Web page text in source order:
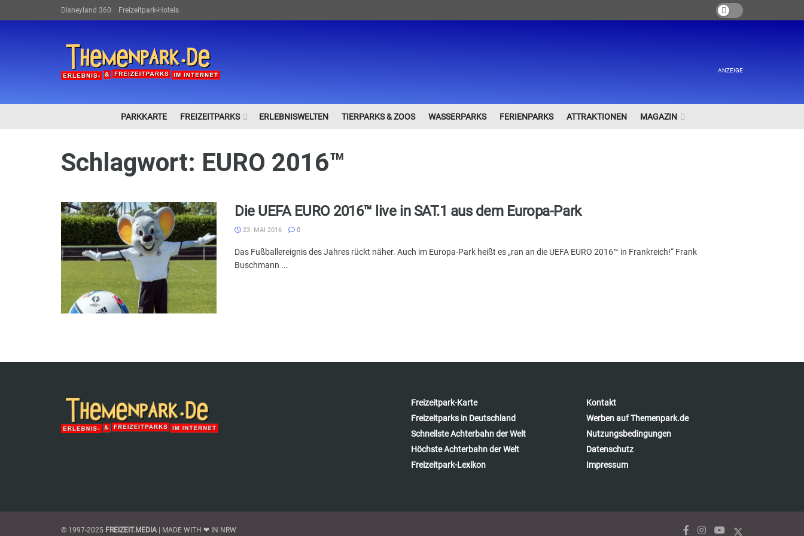
Disneyland 360 Freizeitpark-Hotels
ANZEIGE
PARKKARTE FREIZEITPARKS ERLEBNISWELTEN TIERPARKS & ZOOS WASSERPARKS FERIENPARKS ATTRAKTIONEN MAGAZIN
Schlagwort: EURO 2016™
Die UEFA EURO 2016™ live in SAT.1 aus dem Europa-Park
23. MAI 2016 0
Das Fußballereignis des Jahres rückt näher. Auch im Europa-Park heißt es „ran an die UEFA EURO 2016™ in Frankreich!“ Frank
Buschmann ...
Freizeitpark-Karte
Freizeitparks in Deutschland
Schnellste Achterbahn der Welt
Höchste Achterbahn der Welt
Freizeitpark-Lexikon
Kontakt
Werben auf Themenpark.de
Nutzungsbedingungen
Datenschutz
Impressum
© 1997-2025 FREIZEIT.MEDIA | MADE WITH ❤ IN NRW